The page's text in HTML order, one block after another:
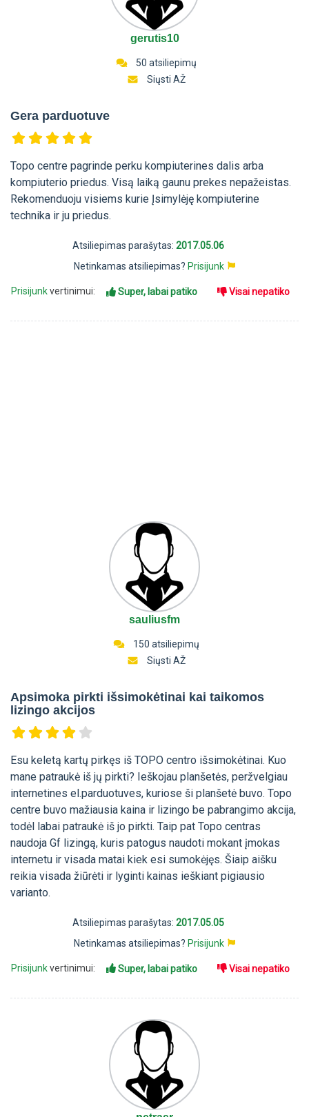
gerutis10
50 atsiliepimų
Siųsti AŽ
Gera parduotuve
Topo centre pagrinde perku kompiuterines dalis arba
kompiuterio priedus. Visą laiką gaunu prekes nepažeistas.
Rekomenduoju visiems kurie Įsimylėję kompiuterine
technika ir ju priedus.
Atsiliepimas parašytas: 2017.05.06
Netinkamas atsiliepimas? Prisijunk
Prisijunkvertinimui: Super, labai patiko Visai nepatiko
sauliusfm
150 atsiliepimų
Siųsti AŽ
Apsimoka pirkti išsimokėtinai kai taikomos
lizingo akcijos
Esu keletą kartų pirkęs iš TOPO centro išsimokėtinai. Kuo
mane patraukė iš jų pirkti? Ieškojau planšetės, peržvelgiau
internetines el.parduotuves, kuriose ši planšetė buvo. Topo
centre buvo mažiausia kaina ir lizingo be pabrangimo akcija,
todėl labai patraukė iš jo pirkti. Taip pat Topo centras
naudoja Gf lizingą, kuris patogus naudoti mokant įmokas
internetu ir visada matai kiek esi sumokėjęs. Šiaip aišku
reikia visada žiūrėti ir lyginti kainas ieškiant pigiausio
varianto.
Atsiliepimas parašytas: 2017.05.05
Netinkamas atsiliepimas? Prisijunk
Prisijunkvertinimui: Super, labai patiko Visai nepatiko